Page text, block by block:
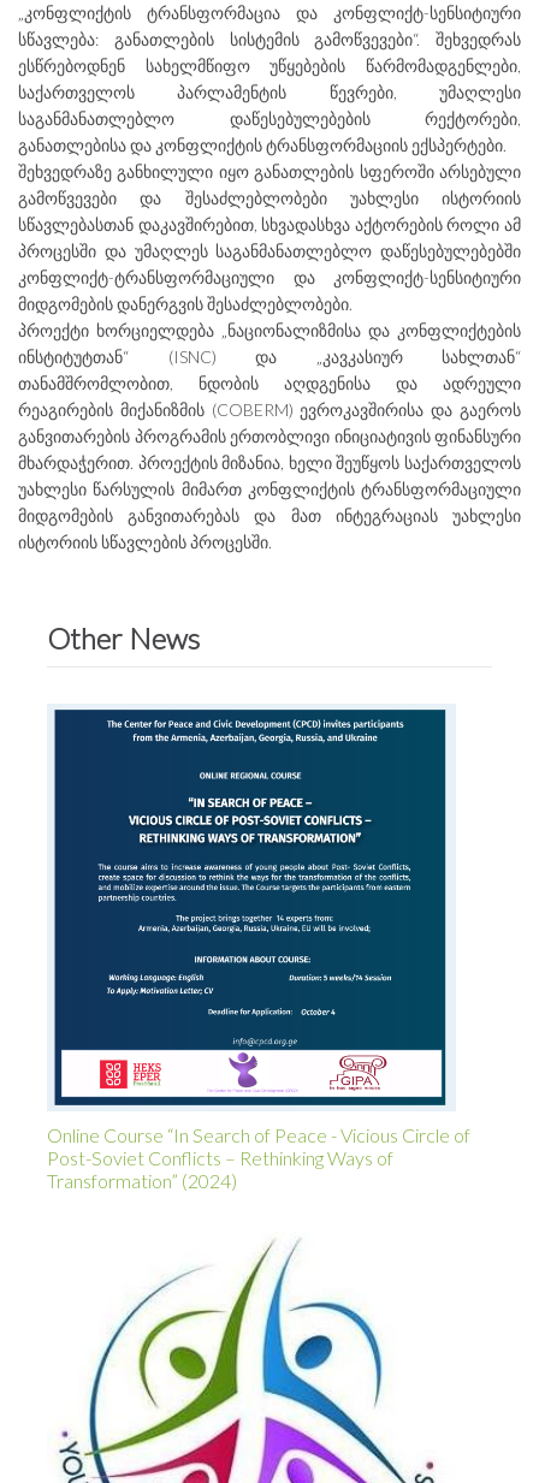
„კონფლიქტის ტრანსფორმაცია და კონფლიქტ-სენსიტიური
სწავლება: განათლების სისტემის გამოწვევები“. შეხვედრას
ესწრებოდნენ სახელმწიფო უწყებების წარმომადგენლები,
საქართველოს პარლამენტის წევრები, უმაღლესი
საგანმანათლებლო დაწესებულებების რექტორები,
განათლებისა და კონფლიქტის ტრანსფორმაციის ექსპერტები.
შეხვედრაზე განხილული იყო განათლების სფეროში არსებული
გამოწვევები და შესაძლებლობები უახლესი ისტორიის
სწავლებასთან დაკავშირებით, სხვადასხვა აქტორების როლი ამ
პროცესში და უმაღლეს საგანმანათლებლო დაწესებულებებში
კონფლიქტ-ტრანსფორმაციული და კონფლიქტ-სენსიტიური
მიდგომების დანერგვის შესაძლებლობები.
პროექტი ხორციელდება „ნაციონალიზმისა და კონფლიქტების
ინსტიტუტთან“ (ISNC) და „კავკასიურ სახლთან“
თანამშრომლობით, ნდობის აღდგენისა და ადრეული
რეაგირების მიქანიზმის (COBERM) ევროკავშირისა და გაეროს
განვითარების პროგრამის ერთობლივი ინიციატივის ფინანსური
მხარდაჭერით. პროექტის მიზანია, ხელი შეუწყოს საქართველოს
უახლესი წარსულის მიმართ კონფლიქტის ტრანსფორმაციული
მიდგომების განვითარებას და მათ ინტეგრაციას უახლესი
ისტორიის სწავლების პროცესში.
Other News
Online Course “In Search of Peace - Vicious Circle of
Post-Soviet Conflicts – Rethinking Ways of
Transformation” (2024)